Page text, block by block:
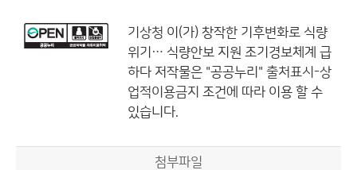
기상청 이(가) 창작한 기후변화로 식량
위기… 식량안보 지원 조기경보체계 급
하다 저작물은 "공공누리" 출처표시-상
업적이용금지 조건에 따라 이용 할 수
있습니다.
첨부파일